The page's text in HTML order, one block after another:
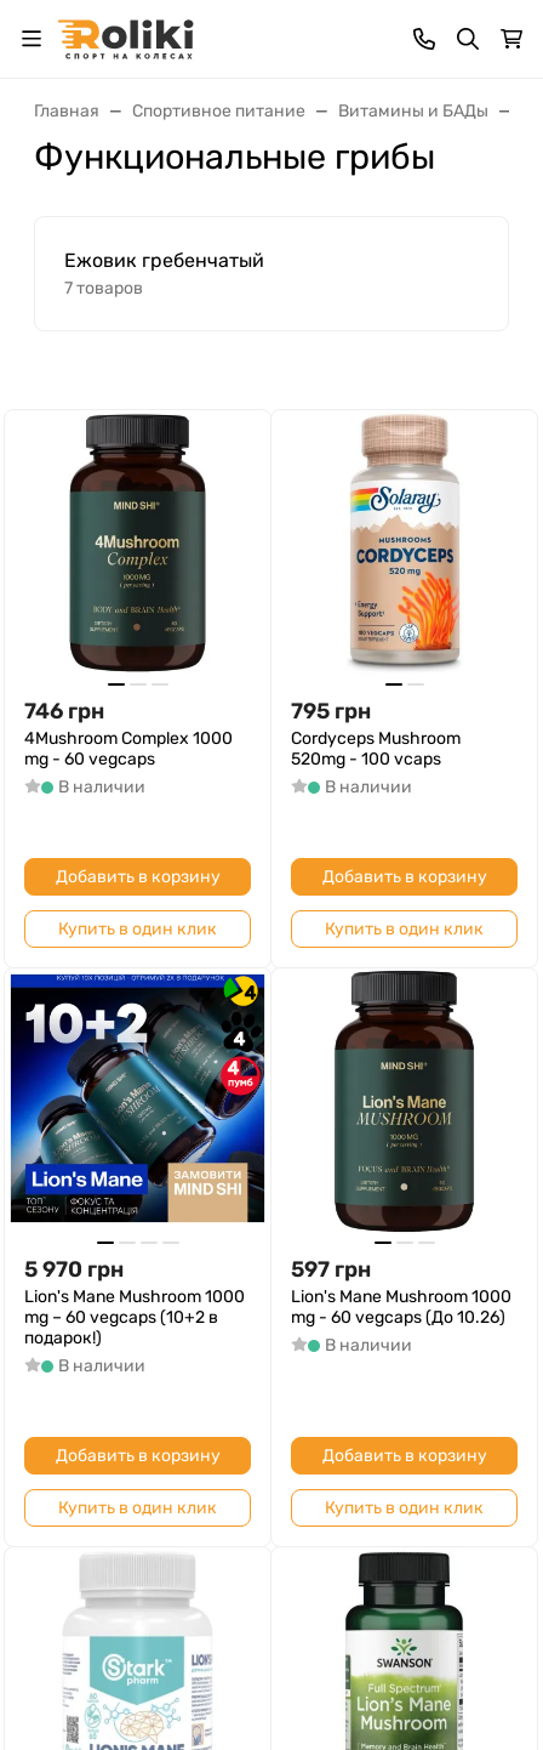
Главная Спортивное питание Витамины и БАДы
Функциональные грибы
Ежовик гребенчатый
7 товаров
746 грн
4Mushroom Complex 1000
mg - 60 vegcaps
В наличии
Добавить в корзину
Купить в один клик
795 грн
Cordyceps Mushroom
520mg - 100 vcaps
В наличии
Добавить в корзину
Купить в один клик
4
4
4
5 970 грн
Lion's Mane Mushroom 1000
mg – 60 vegcaps (10+2 в
подарок!)
В наличии
Добавить в корзину
Купить в один клик
597 грн
Lion's Mane Mushroom 1000
mg - 60 vegcaps (До 10.26)
В наличии
Добавить в корзину
Купить в один клик